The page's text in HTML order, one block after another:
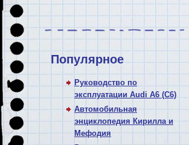
Популярное
Руководство по
эксплуатации Audi A6 (C6)
Автомобильная
энциклопедия Кирилла и
Мефодия